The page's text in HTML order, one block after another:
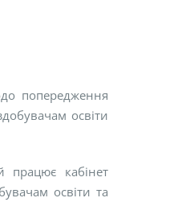
попередження
освіти
працює кабінет
освіти та